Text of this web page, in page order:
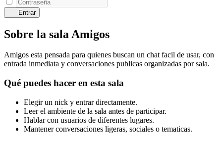
Entrar
Sobre la sala Amigos
Amigos esta pensada para quienes buscan un chat facil de usar, con
entrada inmediata y conversaciones publicas organizadas por sala.
Qué puedes hacer en esta sala
Elegir un nick y entrar directamente.
Leer el ambiente de la sala antes de participar.
Hablar con usuarios de diferentes lugares.
Mantener conversaciones ligeras, sociales o tematicas.